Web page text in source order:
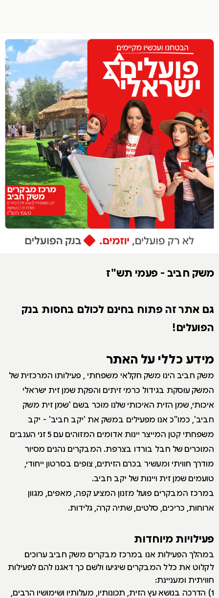
הפרופיל שלי
התנתק
משק חביב - פעמי תש"ז
גם אתר זה פתוח בחינם לכולם בחסות בנק
הפועלים!
מידע כללי על האתר
משק חביב הינו משק חקלאי משפחתי , פעילותו המרכזית של
המשק עוסקת בגידול כרמי זיתים והפקת שמן זית ישראלי
איכותי, שמן הזית האיכותי שלנו מוכר בשם 'שמן זית משק
חביב', כמו"כ אנו מפעילים במשק את 'יקב חביב' - יקב
משפחתי קטן המייצר יינות אדומים המזוהים עם 5 זני הענבים
המוכרים של חבל בורדו בצרפת. המבקרים נהנים מסיור
מודרך חוויתי ומעשיר בכרם הזיתים, צופים בסרטון ייחודי,
טועמים שמן זית ויינות של יקב חביב.
במרכז המבקרים פועל מזנון המציע קפה, מאפים, מגוון
ארוחות, כריכים, סלטים, שתיה קרה, גלידות.
פעילויות מיוחדות
במהלך הפעילות אנו במרכז מבקרים משק חביב ערוכים
לקלוט את כלל המבקרים שיגיעו ולשם כך דאגנו להם לפעילות
חוויתית ומעניינת:
1) הדרכה בנושא עץ הזית, תכונותיו, מעלותיו ושימושיו הרבים,